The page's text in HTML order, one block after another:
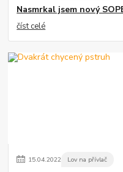
Nasmrkal jsem nový
číst celé
15.04.2022 Lov na přívlač